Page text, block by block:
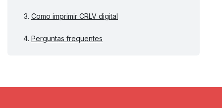
Como imprimir CRLV digital
Perguntas frequentes